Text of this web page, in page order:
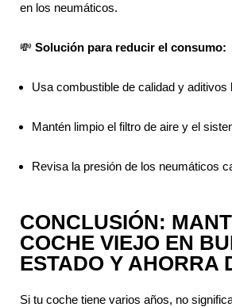
en los neumáticos.
💸 Solución para reducir el consumo:
Usa combustible de calidad y aditivos
Mantén limpio el filtro de aire y el
Revisa la presión de los neumáticos
CONCLUSIÓN:
COCHE VIEJO EN
ESTADO Y AHORRA
Si tu coche tiene varios años, no